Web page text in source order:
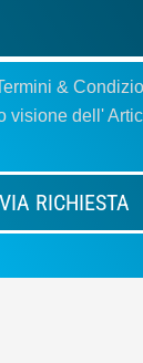
&
visione dell'
RICHIESTA